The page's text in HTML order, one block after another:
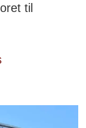
til